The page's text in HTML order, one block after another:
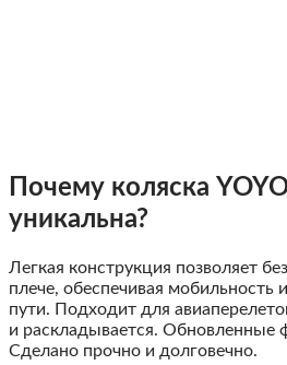
Почему коляска
уникальна?
Легкая конструкция позволяет
плече, обеспечивая мобильность
пути. Подходит для
и раскладывается. Обновленные
Сделано прочно и долговечно.